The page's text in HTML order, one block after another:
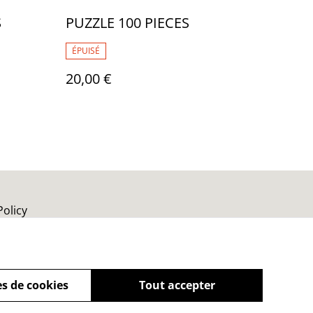
PUZZLE 100 PIECES
ÉPUISÉ
20,00 €
Tout accepter
de cookies